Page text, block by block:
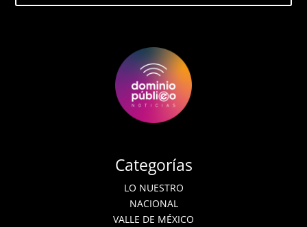
Categorías
LO NUESTRO
NACIONAL
VALLE DE MÉXICO